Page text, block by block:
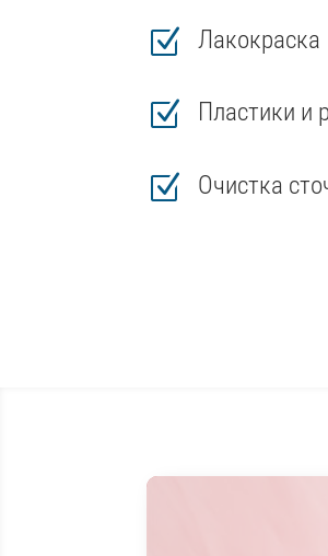
Z Лакокраска
Z Пластики и
Z Очистка